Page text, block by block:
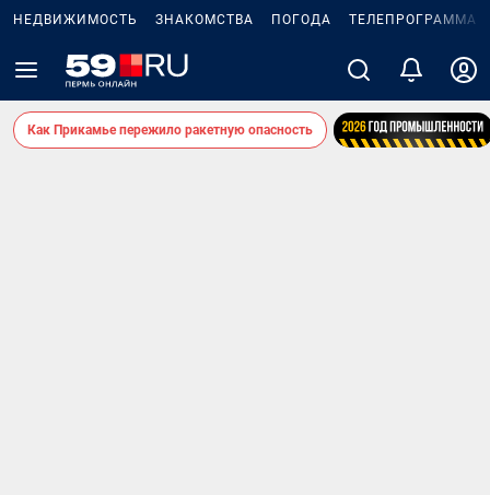
НЕДВИЖИМОСТЬ ЗНАКОМСТВА ПОГОДА ТЕЛЕПРОГРАММА
Как Прикамье пережило ракетную опасность